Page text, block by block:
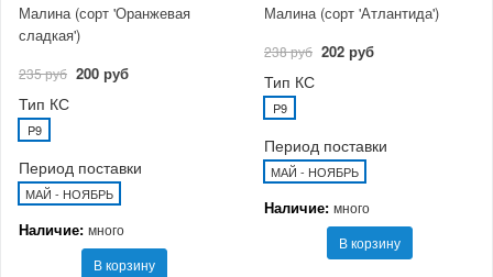
Малина (сорт 'Оранжевая
сладкая')
235 руб 200 руб
Тип КС
P9
Период поставки
МАЙ - НОЯБРЬ
Наличие: много
В корзину
Малина (сорт 'Атлантида')
238 руб 202 руб
Тип КС
P9
Период поставки
МАЙ - НОЯБРЬ
Наличие: много
В корзину